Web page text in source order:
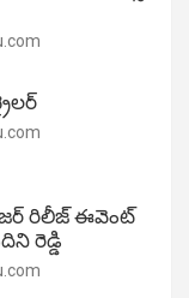
రిలీజ్ ఈవెంట్
రెడ్డి